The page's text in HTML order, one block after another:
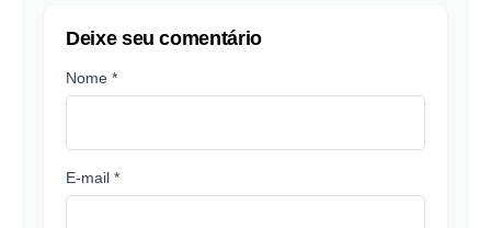
Deixe seu comentário
Nome *
E-mail *